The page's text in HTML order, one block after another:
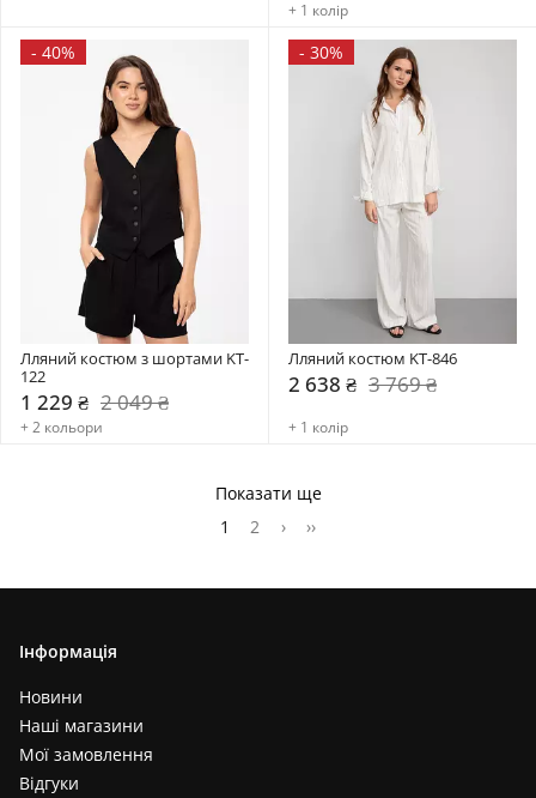
+ 1 колір
- 40%
Лляний костюм з шортами KT-
122
1 229 ₴ 2 049 ₴
+ 2 кольори
- 30%
Лляний костюм KT-846
2 638 ₴ 3 769 ₴
+ 1 колір
Показати ще
1
2 › ››
Інформація
Новини
Наші магазини
Мої замовлення
Відгуки